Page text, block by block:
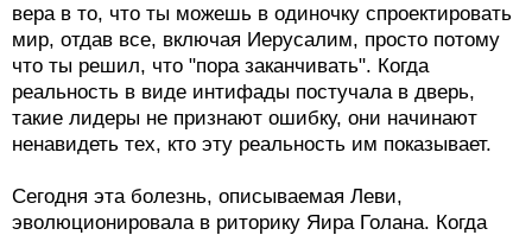
вера в то, что ты можешь в одиночку спроектировать
мир, отдав все, включая Иерусалим, просто потому
что ты решил, что "пора заканчивать". Когда
реальность в виде интифады постучала в дверь,
такие лидеры не признают ошибку, они начинают
ненавидеть тех, кто эту реальность им показывает.
Сегодня эта болезнь, описываемая Леви,
эволюционировала в риторику Яира Голана. Когда